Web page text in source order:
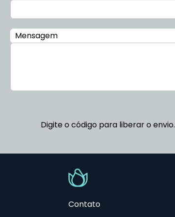
Mensagem
Digite o código para liberar o envio.
Contato